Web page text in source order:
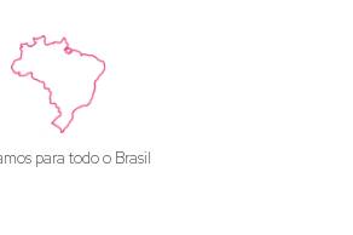
para todo o Brasil